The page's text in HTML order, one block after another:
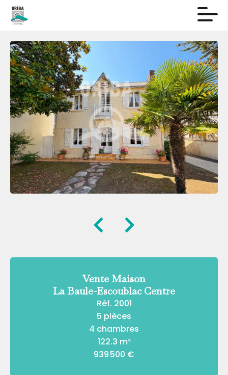
Vente Maison
La Baule-Escoublac Centre
Réf. 2001
5 pièces
4 chambres
122.3 m²
939 500 €